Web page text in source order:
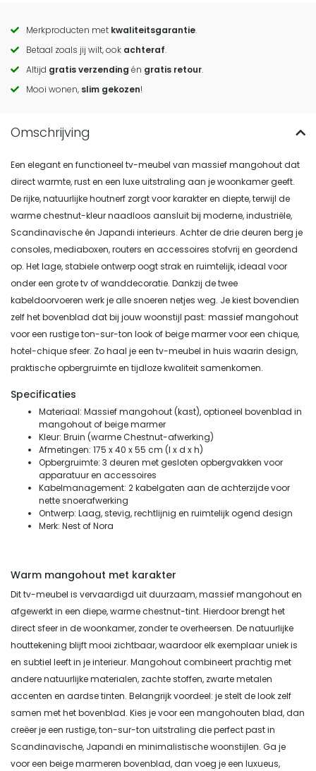
Call
to
actions
Merkproducten met kwaliteitsgarantie.
Betaal zoals jij wilt, ook achteraf.
Altijd gratis verzending én gratis retour.
Mooi wonen, slim gekozen!
Een elegant en functioneel tv-meubel van massief mangohout dat
direct warmte, rust en een luxe uitstraling aan je woonkamer geeft.
De rijke, natuurlijke houtnerf zorgt voor karakter en diepte, terwijl de
warme chestnut-kleur naadloos aansluit bij moderne, industriële,
Scandinavische én Japandi interieurs. Achter de drie deuren berg je
consoles, mediaboxen, routers en accessoires stofvrij en geordend
op. Het lage, stabiele ontwerp oogt strak en ruimtelijk, ideaal voor
onder een grote tv of wanddecoratie. Dankzij de twee
kabeldoorvoeren werk je alle snoeren netjes weg. Je kiest bovendien
zelf het bovenblad dat bij jouw woonstijl past: massief mangohout
voor een rustige ton-sur-ton look of beige marmer voor een chique,
hotel-chique sfeer. Zo haal je een tv-meubel in huis waarin design,
praktische opbergruimte en tijdloze kwaliteit samenkomen.
Specificaties
Materiaal: Massief mangohout (kast), optioneel bovenblad in
mangohout of beige marmer
Kleur: Bruin (warme Chestnut-afwerking)
Afmetingen: 175 x 40 x 55 cm (l x d x h)
Opbergruimte: 3 deuren met gesloten opbergvakken voor
apparatuur en accessoires
Kabelmanagement: 2 kabelgaten aan de achterzijde voor
nette snoerafwerking
Ontwerp: Laag, stevig, rechtlijnig en ruimtelijk ogend design
Merk: Nest of Nora
Warm mangohout met karakter
Dit tv-meubel is vervaardigd uit duurzaam, massief mangohout en
afgewerkt in een diepe, warme chestnut-tint. Hierdoor brengt het
direct sfeer in de woonkamer, zonder te overheersen. De natuurlijke
houttekening blijft mooi zichtbaar, waardoor elk exemplaar uniek is
en subtiel leeft in je interieur. Mangohout combineert prachtig met
andere natuurlijke materialen, zachte stoffen, zwarte metalen
accenten en aardse tinten. Belangrijk voordeel: je stelt de look zelf
samen met het bovenblad. Kies je voor een mangohouten blad, dan
creëer je een rustige, ton-sur-ton uitstraling die perfect past in
Scandinavische, Japandi en minimalistische woonstijlen. Ga je
voor een beige marmeren bovenblad, dan voeg je een luxueus,